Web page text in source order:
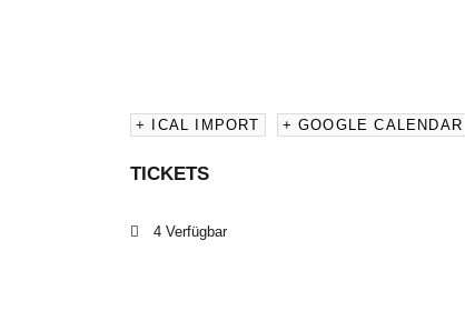
+ ICAL IMPORT + GOOGLE CALENDAR
TICKETS
4 Verfügbar